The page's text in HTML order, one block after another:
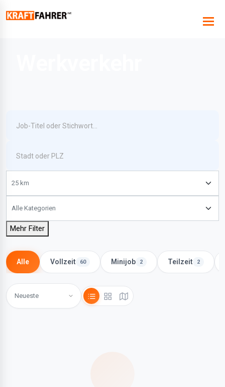
Mehr Filter
Alle Vollzeit 60 Minijob 2 Teilzeit 2